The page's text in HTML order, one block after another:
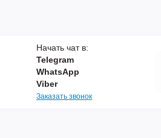
Начать чат в:
Telegram
WhatsApp
Viber
Заказать звонок